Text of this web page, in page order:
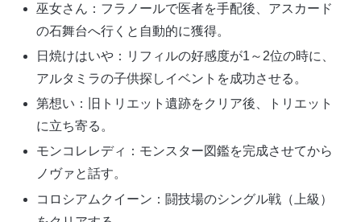
巫女さん：フラノールで医者を手配後、アスカード
の石舞台へ行くと自動的に獲得。
日焼けはいや：リフィルの好感度が1～2位の時に、
アルタミラの子供探しイベントを成功させる。
第想い：旧トリエット遺跡をクリア後、トリエット
に立ち寄る。
モンコレレディ：モンスター図鑑を完成させてから
ノヴァと話す。
コロシアムクイーン：闘技場のシングル戦（上級）